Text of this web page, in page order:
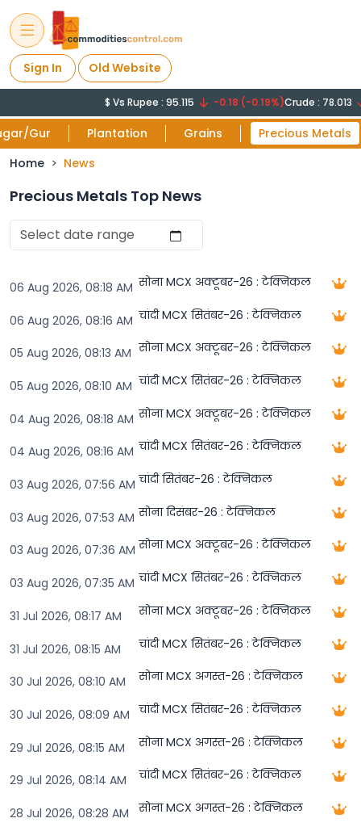
Sign In Old Website
$ Vs Rupee : 95.115 -0.18 (-0.19%)Crude : 78.013
Gur Plantation Grains
Precious Metals
Home
News
Precious Metals Top News
06 Aug 2026, 08:18 AM सोना MCX अक्टूबर-26 : टेक्निकल
06 Aug 2026, 08:16 AM चांदी MCX सितंबर-26 : टेक्निकल
05 Aug 2026, 08:13 AM सोना MCX अक्टूबर-26 : टेक्निकल
05 Aug 2026, 08:10 AM चांदी MCX सितंबर-26 : टेक्निकल
04 Aug 2026, 08:18 AM सोना MCX अक्टूबर-26 : टेक्निकल
04 Aug 2026, 08:16 AM चांदी MCX सितंबर-26 : टेक्निकल
03 Aug 2026, 07:56 AM चांदी सितंबर-26 : टेक्निकल
03 Aug 2026, 07:53 AM सोना दिसंबर-26 : टेक्निकल
03 Aug 2026, 07:36 AM सोना MCX अक्टूबर-26 : टेक्निकल
03 Aug 2026, 07:35 AM चांदी MCX सितंबर-26 : टेक्निकल
31 Jul 2026, 08:17 AM सोना MCX अक्टूबर-26 : टेक्निकल
31 Jul 2026, 08:15 AM चांदी MCX सितंबर-26 : टेक्निकल
30 Jul 2026, 08:10 AM सोना MCX अगस्त-26 : टेक्निकल
30 Jul 2026, 08:09 AM चांदी MCX सितंबर-26 : टेक्निकल
29 Jul 2026, 08:15 AM सोना MCX अगस्त-26 : टेक्निकल
29 Jul 2026, 08:14 AM चांदी MCX सितंबर-26 : टेक्निकल
28 Jul 2026, 08:28 AM सोना MCX अगस्त-26 : टेक्निकल